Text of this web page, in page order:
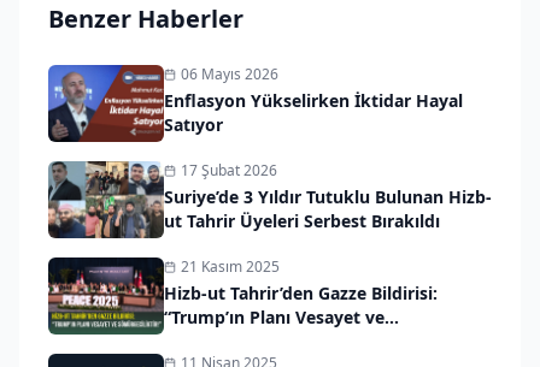
Benzer Haberler
06 Mayıs 2026
Enflasyon Yükselirken İktidar Hayal
Satıyor
17 Şubat 2026
Suriye’de 3 Yıldır Tutuklu Bulunan Hizb-
ut Tahrir Üyeleri Serbest Bırakıldı
21 Kasım 2025
Hizb-ut Tahrir’den Gazze Bildirisi:
“Trump’ın Planı Vesayet ve
11 Nisan 2025